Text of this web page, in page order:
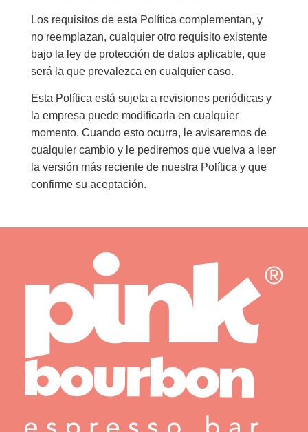
Los requisitos de esta Política complementan, y
no reemplazan, cualquier otro requisito existente
bajo la ley de protección de datos aplicable, que
será la que prevalezca en cualquier caso.
Esta Política está sujeta a revisiones periódicas y
la empresa puede modificarla en cualquier
momento. Cuando esto ocurra, le avisaremos de
cualquier cambio y le pediremos que vuelva a leer
la versión más reciente de nuestra Política y que
confirme su aceptación.